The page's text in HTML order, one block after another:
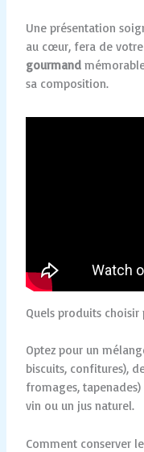
Une présentation
au cœur, fera de
gourmand
sa composition.
Quels produits
Optez pour un
biscuits, confitures),
fromages,
vin ou un jus naturel.
Comment conserver